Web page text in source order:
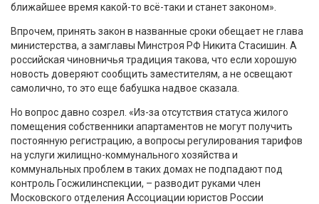
ближайшее время какой-то всё-таки и станет законом».
Впрочем, принять закон в названные сроки обещает не глава
министерства, а замглавы Минстроя РФ Никита Стасишин. А
российская чиновничья традиция такова, что если хорошую
новость доверяют сообщить заместителям, а не освещают
самолично, то это еще бабушка надвое сказала.
Но вопрос давно созрел. «Из-за отсутствия статуса жилого
помещения собственники апартаментов не могут получить
постоянную регистрацию, а вопросы регулирования тарифов
на услуги жилищно-коммунального хозяйства и
коммунальных проблем в таких домах не подпадают под
контроль Госжилинспекции, – разводит руками член
Московского отделения Ассоциации юристов России